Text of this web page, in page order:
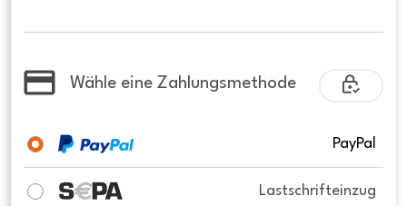
Wähle eine Zahlungsmethode
PayPal
Lastschrifteinzug